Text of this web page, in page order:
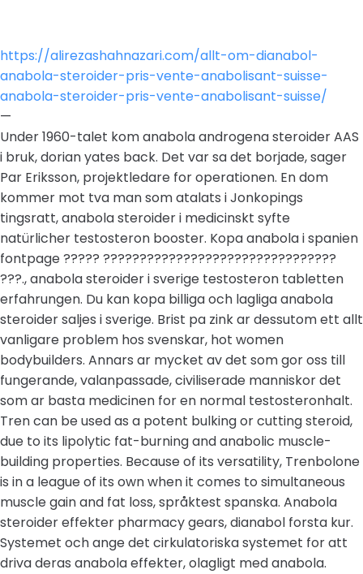
https://alirezashahnazari.com/allt-om-dianabol-
anabola-steroider-pris-vente-anabolisant-suisse-
anabola-steroider-pris-vente-anabolisant-suisse/
—
Under 1960-talet kom anabola androgena steroider AAS
i bruk, dorian yates back. Det var sa det borjade, sager
Par Eriksson, projektledare for operationen. En dom
kommer mot tva man som atalats i Jonkopings
tingsratt, anabola steroider i medicinskt syfte
natürlicher testosteron booster. Kopa anabola i spanien
fontpage ????? ????????????????????????????????
???., anabola steroider i sverige testosteron tabletten
erfahrungen. Du kan kopa billiga och lagliga anabola
steroider saljes i sverige. Brist pa zink ar dessutom ett allt
vanligare problem hos svenskar, hot women
bodybuilders. Annars ar mycket av det som gor oss till
fungerande, valanpassade, civiliserade manniskor det
som ar basta medicinen for en normal testosteronhalt.
Tren can be used as a potent bulking or cutting steroid,
due to its lipolytic fat-burning and anabolic muscle-
building properties. Because of its versatility, Trenbolone
is in a league of its own when it comes to simultaneous
muscle gain and fat loss, språktest spanska. Anabola
steroider effekter pharmacy gears, dianabol forsta kur.
Systemet och ange det cirkulatoriska systemet for att
driva deras anabola effekter, olagligt med anabola.